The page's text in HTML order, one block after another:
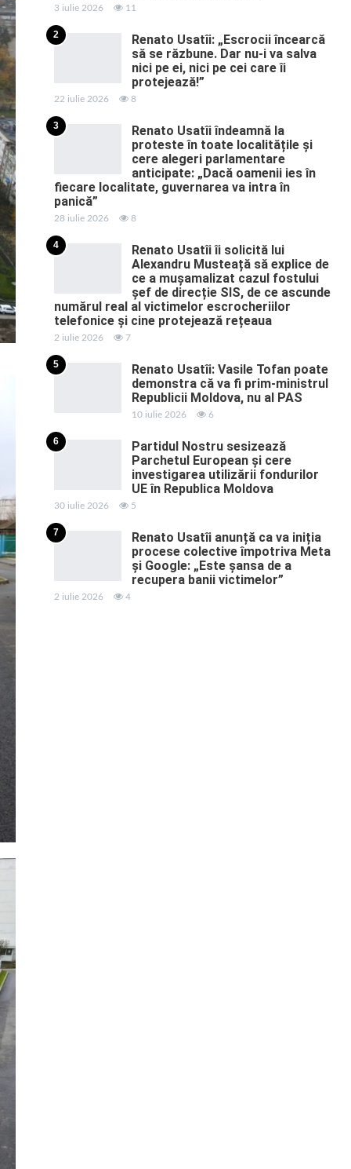
3 iulie 2026 11
2
Renato Usatîi: „Escrocii încearcă
să se răzbune. Dar nu-i va salva
nici pe ei, nici pe cei care îi
protejează!”
22 iulie 2026 8
3
Renato Usatîi îndeamnă la
proteste în toate localitățile și
cere alegeri parlamentare
anticipate: „Dacă oamenii ies în
fiecare localitate, guvernarea va intra în
panică”
28 iulie 2026 8
4
Renato Usatîi îi solicită lui
Alexandru Musteață să explice de
ce a mușamalizat cazul fostului
șef de direcție SIS, de ce ascunde
numărul real al victimelor escrocheriilor
telefonice și cine protejează rețeaua
2 iulie 2026 7
5
Renato Usatîi: Vasile Tofan poate
demonstra că va fi prim-ministrul
Republicii Moldova, nu al PAS
10 iulie 2026 6
6
Partidul Nostru sesizează
Parchetul European și cere
investigarea utilizării fondurilor
UE în Republica Moldova
30 iulie 2026 5
7
Renato Usatîi anunță ca va iniția
procese colective împotriva Meta
și Google: „Este șansa de a
recupera banii victimelor”
2 iulie 2026 4